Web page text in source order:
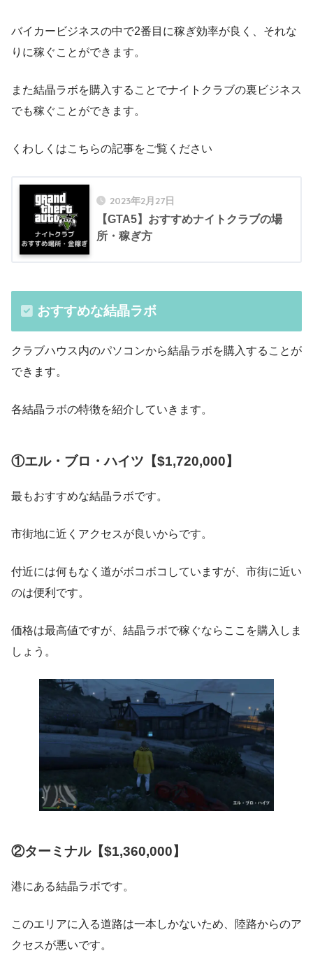
バイカービジネスの中で2番目に稼ぎ効率が良く、それな
りに稼ぐことができます。
また結晶ラボを購入することでナイトクラブの裏ビジネス
でも稼ぐことができます。
くわしくはこちらの記事をご覧ください
2023年2月27日
【GTA5】おすすめナイトクラブの場
所・稼ぎ方
おすすめな結晶ラボ
クラブハウス内のパソコンから結晶ラボを購入することが
できます。
各結晶ラボの特徴を紹介していきます。
①エル・ブロ・ハイツ【$1,720,000】
最もおすすめな結晶ラボです。
市街地に近くアクセスが良いからです。
付近には何もなく道がボコボコしていますが、市街に近い
のは便利です。
価格は最高値ですが、結晶ラボで稼ぐならここを購入しま
しょう。
②ターミナル【$1,360,000】
港にある結晶ラボです。
このエリアに入る道路は一本しかないため、陸路からのア
クセスが悪いです。